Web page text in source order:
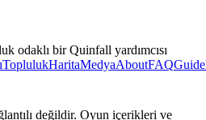
odaklı bir Quinfall yardımcısı
ToplulukHaritaMedyaAboutFAQ
değildir. Oyun içerikleri ve